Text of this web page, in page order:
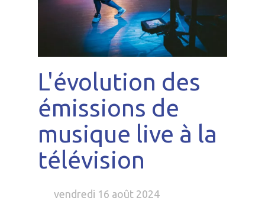
L'évolution des
émissions de
musique live à la
télévision
vendredi 16 août 2024